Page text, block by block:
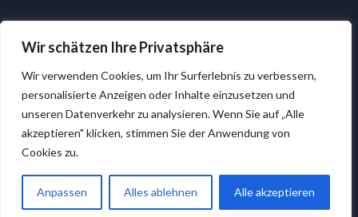
Wir schätzen Ihre Privatsphäre
Wir verwenden Cookies, um Ihr Surferlebnis zu verbessern,
personalisierte Anzeigen oder Inhalte einzusetzen und
unseren Datenverkehr zu analysieren. Wenn Sie auf „Alle
akzeptieren" klicken, stimmen Sie der Anwendung von
Cookies zu.
Anpassen Alles ablehnen Alle akzeptieren
Information
Kontaktiere uns
Blog
Impressum